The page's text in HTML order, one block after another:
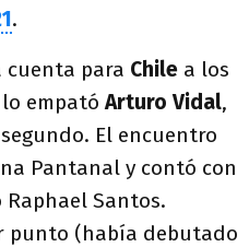
.
cuenta para Chile a los
lo empatóArturo Vidal,
El encuentro
Pantanal y contó con
Santos.
punto (había debutado